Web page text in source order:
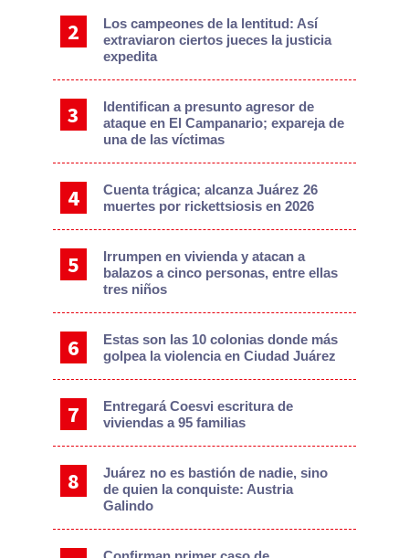
Los campeones de la lentitud: Así
extraviaron ciertos jueces la justicia
expedita
Identifican a presunto agresor de
ataque en El Campanario; expareja de
una de las víctimas
Cuenta trágica; alcanza Juárez 26
muertes por rickettsiosis en 2026
Irrumpen en vivienda y atacan a
balazos a cinco personas, entre ellas
tres niños
Estas son las 10 colonias donde más
golpea la violencia en Ciudad Juárez
Entregará Coesvi escritura de
viviendas a 95 familias
Juárez no es bastión de nadie, sino
de quien la conquiste: Austria
Galindo